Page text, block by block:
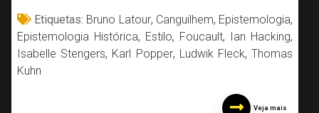
Etiquetas: Bruno Latour, Canguilhem, Epistemologia,
Epistemologia Histórica, Estilo, Foucault, Ian Hacking,
Isabelle Stengers, Karl Popper, Ludwik Fleck,Thomas
Kuhn
Veja mais